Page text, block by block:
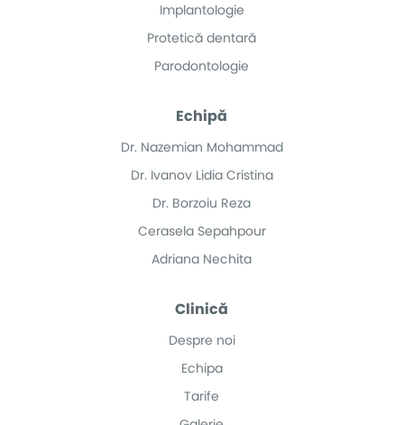
Implantologie
Protetică dentară
Parodontologie
Echipă
Dr. Nazemian Mohammad
Dr. Ivanov Lidia Cristina
Dr. Borzoiu Reza
Cerasela Sepahpour
Adriana Nechita
Clinică
Despre noi
Echipa
Tarife